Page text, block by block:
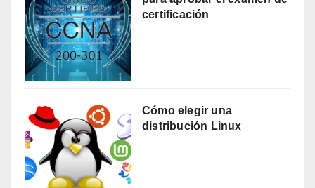
certificación
Cómo elegir una
distribución Linux